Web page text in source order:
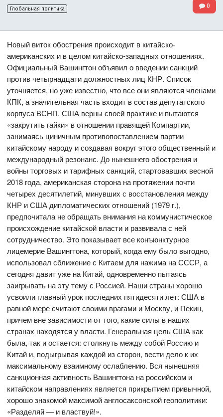
Глобальная политика 0
Новый виток обострения происходит в китайско-
американских и в целом китайско-западных отношениях.
Официальный Вашингтон объявил о введении санкций
против четырнадцати должностных лиц КНР. Список
уточняется, но уже известно, что все они являются членами
КПК, а значительная часть входит в состав депутатского
корпуса ВСНП. США верны своей практике и пытаются
«закрутить гайки» в отношении правящей Компартии,
занимаясь циничным противопоставлением партии
китайскому народу и создавая вокруг этого общественный и
международный резонанс. До нынешнего обострения и
войны торговых и тарифных санкций, стартовавших весной
2018 года, американская сторона на протяжении почти
четырех десятилетий, минувших с восстановления между
КНР и США дипломатических отношений (1979 г.),
предпочитала не обращать внимания на коммунистическое
происхождение китайской власти и развивала с ней
сотрудничество. Это показывает все конъюнктурное
лицемерие Вашингтона, который, когда ему было выгодно,
использовал сближение с Китаем для нажима на СССР, а
сегодня давит уже на Китай, одновременно пытаясь
заигрывать на эту тему с Россией. Наши страны хорошо
усвоили главный урок последних пятидесяти лет: США в
равной мере считают своими врагами и Москву, и Пекин,
причем вне зависимости от того, какие силы в наших
странах находятся у власти. Генеральная цель США как
была, так и остается: столкнуть между собой Россию и
Китай и, подыгрывая каждой из сторон, вести дело к их
максимальному взаимному ослаблению. Вся нынешняя
санкционная активность Вашингтона на российском и
китайском направлениях является прикрытием привычной,
хорошо знакомой максимой англосаксонской геополитики:
«Разделяй — и властвуй!».